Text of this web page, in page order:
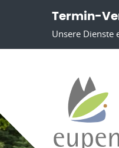
Termin-
Unsere Dienste